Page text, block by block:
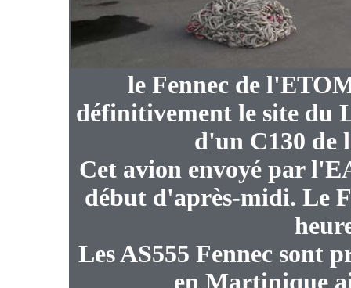
le Fennec de
définitivement le site du
d'un C130 de
Cet avion envoyé par
début d'après-midi. Le
Les AS555 Fennec sont
en Martinique